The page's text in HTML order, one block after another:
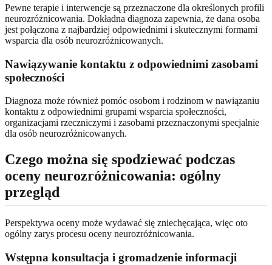
Pewne terapie i interwencje są przeznaczone dla określonych profili
neurozróżnicowania. Dokładna diagnoza zapewnia, że dana osoba
jest połączona z najbardziej odpowiednimi i skutecznymi formami
wsparcia dla osób neurozróżnicowanych.
Nawiązywanie kontaktu z odpowiednimi zasobami
społeczności
Diagnoza może również pomóc osobom i rodzinom w nawiązaniu
kontaktu z odpowiednimi grupami wsparcia społeczności,
organizacjami rzeczniczymi i zasobami przeznaczonymi specjalnie
dla osób neurozróżnicowanych.
Czego można się spodziewać podczas
oceny neurozróżnicowania: ogólny
przegląd
Perspektywa oceny może wydawać się zniechęcająca, więc oto
ogólny zarys procesu oceny neurozróżnicowania.
Wstępna konsultacja i gromadzenie informacji